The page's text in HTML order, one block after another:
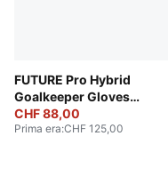
FUTURE Pro Hybrid
Goalkeeper Gloves
Unisex
CHF 88,00
Prima era:CHF 125,00